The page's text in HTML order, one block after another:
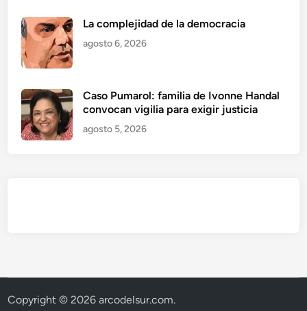
La complejidad de la democracia
agosto 6, 2026
Caso Pumarol: familia de Ivonne Handal
convocan vigilia para exigir justicia
agosto 5, 2026
Copyright © 2026arcodelsur.com.